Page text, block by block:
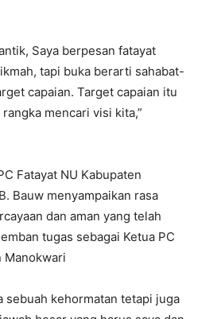
Saya berpesan fatayat
tapi buka berarti sahabat-
capaian. Target capaian itu
mencari visi kita,”
Fatayat NU Kabupaten
Bauw menyampaikan rasa
dan aman yang telah
tugas sebagai Ketua PC
Manokwari
sebuah kehormatan tetapi juga